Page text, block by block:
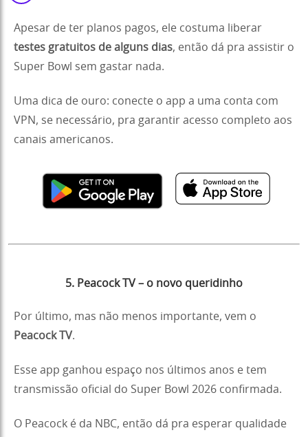
Apesar de ter planos pagos, ele costuma liberar
testes gratuitos de alguns dias, então dá pra assistir o
Super Bowl sem gastar nada.
Uma dica de ouro: conecte o app a uma conta com
VPN, se necessário, pra garantir acesso completo aos
canais americanos.
5. Peacock TV – o novo queridinho
Por último, mas não menos importante, vem o
Peacock TV.
Esse app ganhou espaço nos últimos anos e tem
transmissão oficial do Super Bowl 2026 confirmada.
O Peacock é da NBC, então dá pra esperar qualidade